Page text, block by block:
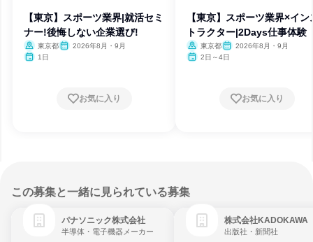
【東京】スポーツ業界|就活セミ
ナー!後悔しない企業選び!
東京都
2026年8月・9月
1日
お気に入り
【東京】スポーツ業界×イン
トラクター|2Days仕事体験
東京都
2026年8月・9月
2日～4日
お気に入り
この募集と一緒に見られている募集
パナソニック株式会社
半導体・電子機器メーカー
株式会社KADOKAWA
出版社・新聞社